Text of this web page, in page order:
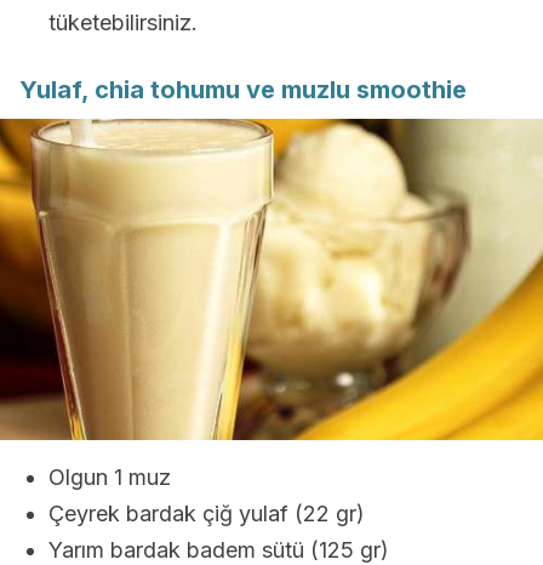
tüketebilirsiniz.
Yulaf, chia tohumu ve muzlu smoothie
Olgun 1 muz
Çeyrek bardak çiğ yulaf (22 gr)
Yarım bardak badem sütü (125 gr)